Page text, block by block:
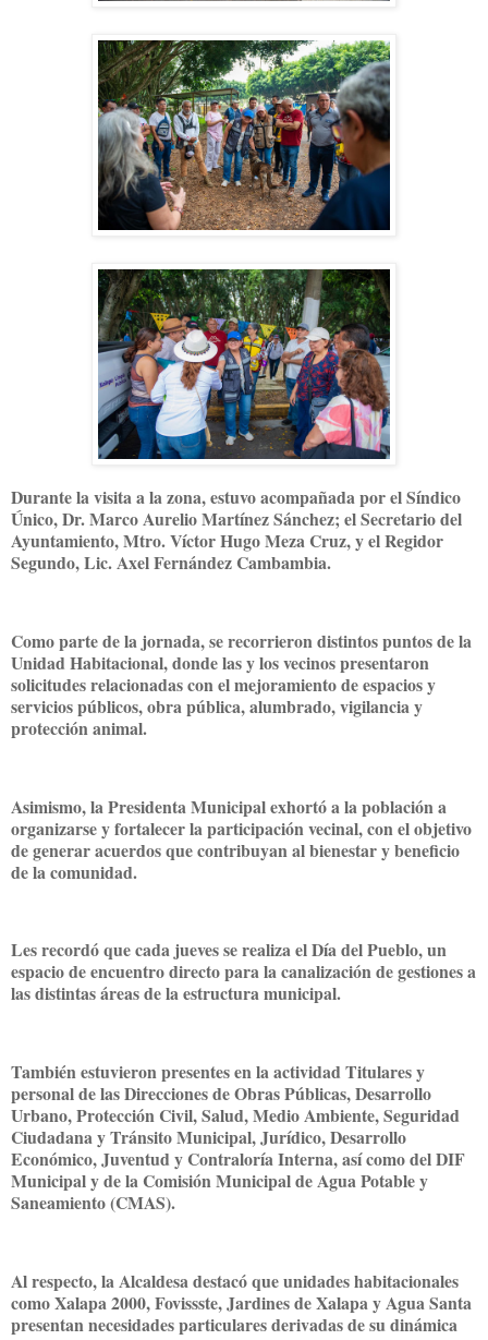
Durante la visita a la zona, estuvo acompañada por el Síndico
Único, Dr. Marco Aurelio Martínez Sánchez; el Secretario del
Ayuntamiento, Mtro. Víctor Hugo Meza Cruz, y el Regidor
Segundo, Lic. Axel Fernández Cambambia.
Como parte de la jornada, se recorrieron distintos puntos de la
Unidad Habitacional, donde las y los vecinos presentaron
solicitudes relacionadas con el mejoramiento de espacios y
servicios públicos, obra pública, alumbrado, vigilancia y
protección animal.
Asimismo, la Presidenta Municipal exhortó a la población a
organizarse y fortalecer la participación vecinal, con el objetivo
de generar acuerdos que contribuyan al bienestar y beneficio
de la comunidad.
Les recordó que cada jueves se realiza el Día del Pueblo, un
espacio de encuentro directo para la canalización de gestiones a
las distintas áreas de la estructura municipal.
También estuvieron presentes en la actividad Titulares y
personal de las Direcciones de Obras Públicas, Desarrollo
Urbano, Protección Civil, Salud, Medio Ambiente, Seguridad
Ciudadana y Tránsito Municipal, Jurídico, Desarrollo
Económico, Juventud y Contraloría Interna, así como del DIF
Municipal y de la Comisión Municipal de Agua Potable y
Saneamiento (CMAS).
Al respecto, la Alcaldesa destacó que unidades habitacionales
como Xalapa 2000, Fovissste, Jardines de Xalapa y Agua Santa
presentan necesidades particulares derivadas de su dinámica